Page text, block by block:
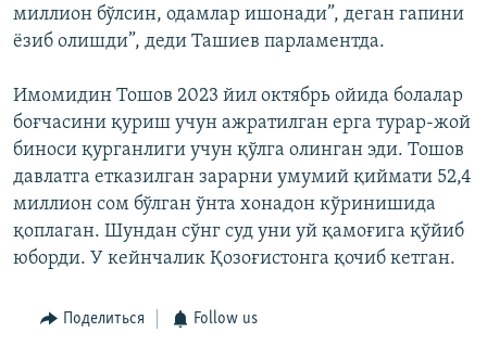
миллион бўлсин, одамлар ишонади”, деган гапини
ёзиб олишди”, деди Ташиев парламентда.
Имомидин Тошов 2023 йил октябрь ойида болалар
боғчасини қуриш учун ажратилган ерга турар-жой
биноси қурганлиги учун қўлга олинган эди. Тошов
давлатга етказилган зарарни умумий қиймати 52,4
миллион сом бўлган ўнта хонадон кўринишида
қоплаган. Шундан сўнг суд уни уй қамоғига қўйиб
юборди. У кейнчалик Қозоғистонга қочиб кетган.
Поделиться Follow us